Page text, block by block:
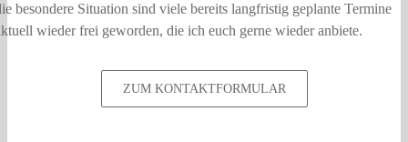
besondere Situation sind viele bereits langfristig geplante Termine
wieder frei geworden, die ich euch gerne wieder anbiete.
ZUM KONTAKTFORMULAR